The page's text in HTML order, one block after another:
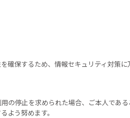
確保するため、情報セキュリティ対策に
の停止を求められた場合、ご本人であ
よう努めます。